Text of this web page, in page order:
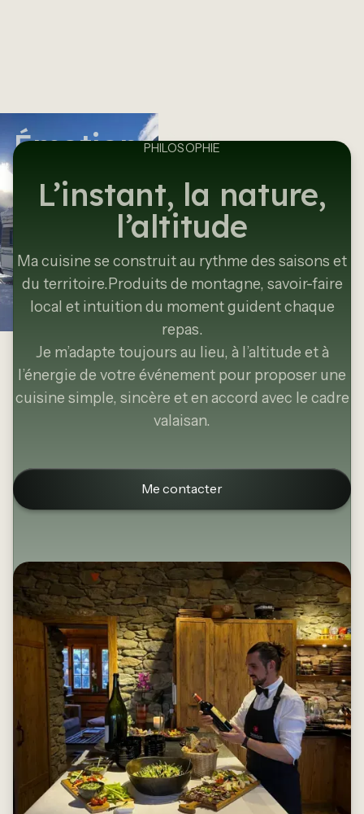
Émotions à chaque
bouchée
PHILOSOPHIE
L’instant, la nature,
l’altitude
Ma cuisine se construit au rythme des saisons et
du territoire.Produits de montagne, savoir-faire
local et intuition du moment guident chaque
repas.
Je m’adapte toujours au lieu, à l’altitude et à
l’énergie de votre événement pour proposer une
cuisine simple, sincère et en accord avec le cadre
valaisan.
Me contacter